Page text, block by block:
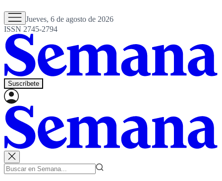
Jueves, 6 de agosto de 2026
ISSN 2745-2794
Suscríbete